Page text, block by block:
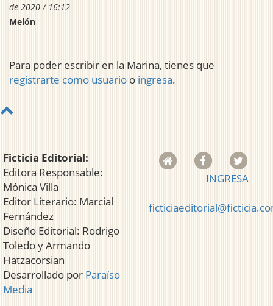
de 2020 / 16:12
Melón
Para poder escribir en la Marina, tienes que
registrarte como usuario o ingresa.
Ficticia Editorial:
Editora Responsable:
Mónica Villa
Editor Literario: Marcial
Fernández
Diseño Editorial: Rodrigo
Toledo y Armando
Hatzacorsian
Desarrollado por Paraíso
Media
INGRESA